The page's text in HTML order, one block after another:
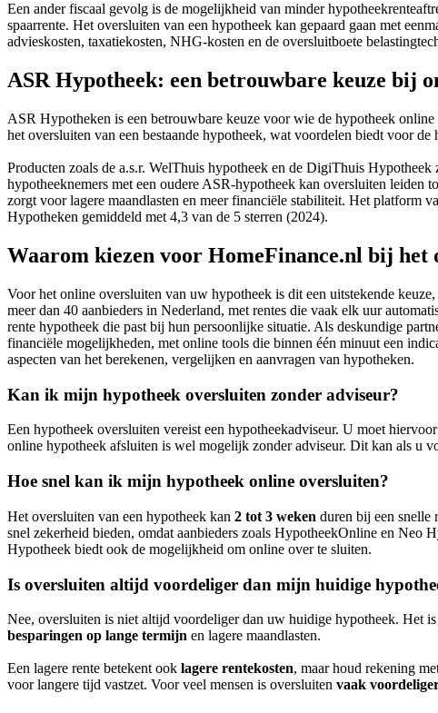
Een ander fiscaal gevolg is de mogelijkheid van minder
spaarrente. Het oversluiten van een hypotheek kan gepaard gaan met
advieskosten, taxatiekosten, NHG-kosten en de oversluitboete
ASR Hypotheek: een betrouwbare keuze bij
ASR Hypotheken is een betrouwbare keuze voor wie de hypotheek
het oversluiten van een bestaande hypotheek, wat voordelen biedt voor de
Producten zoals de a.s.r. WelThuis hypotheek en de DigiThuis
hypotheeknemers met een oudere ASR-hypotheek kan oversluiten leiden
zorgt voor lagere maandlasten en meer financiële stabiliteit. Het platform
Hypotheken gemiddeld met 4,3 van de 5 sterren (2024).
Waarom kiezen voor HomeFinance.nl bij het
Voor het online oversluiten van uw hypotheek is dit een uitstekende
meer dan 40 aanbieders in Nederland, met rentes die vaak elk uur
rente hypotheek die past bij hun persoonlijke situatie. Als deskundige
financiële mogelijkheden, met online tools die binnen één minuut een
aspecten van het berekenen, vergelijken en aanvragen van hypotheken.
Kan ik mijn hypotheek oversluiten zonder adviseur?
Een hypotheek oversluiten vereist een hypotheekadviseur. U moet
online hypotheek afsluiten is wel mogelijk zonder adviseur. Dit kan als u
Hoe snel kan ik mijn hypotheek online oversluiten?
Het oversluiten van een hypotheek kan 2 tot 3 weken duren bij een snelle
snel zekerheid bieden, omdat aanbieders zoals HypotheekOnline en
Hypotheek biedt ook de mogelijkheid om online over te sluiten.
Is oversluiten altijd voordeliger dan mijn huidige
Nee, oversluiten is niet altijd voordeliger dan uw huidige hypotheek. Het is
besparingen op lange termijn en lagere maandlasten.
Een lagere rente betekent ook lagere rentekosten, maar houd rekening
voor langere tijd vastzet. Voor veel mensen is oversluiten vaak